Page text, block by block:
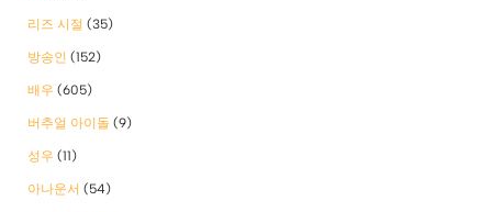
리즈 시절 (35)
방송인 (152)
배우 (605)
버추얼 아이돌 (9)
성우 (11)
아나운서 (54)